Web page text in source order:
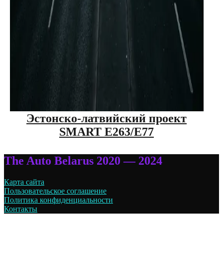
Эстонско-латвийский проект
SMART E263/E77
The Auto Belarus 2020 — 2024
Карта сайта
Пользовательское соглашение
Политика конфиденциальности
Контакты